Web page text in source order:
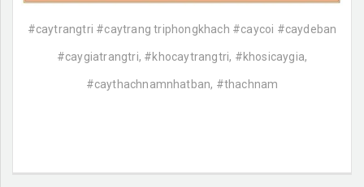
#caytrangtri #caytrang triphongkhach #caycoi #caydeban
#caygiatrangtri, #khocaytrangtri, #khosicaygia,
#caythachnamnhatban, #thachnam